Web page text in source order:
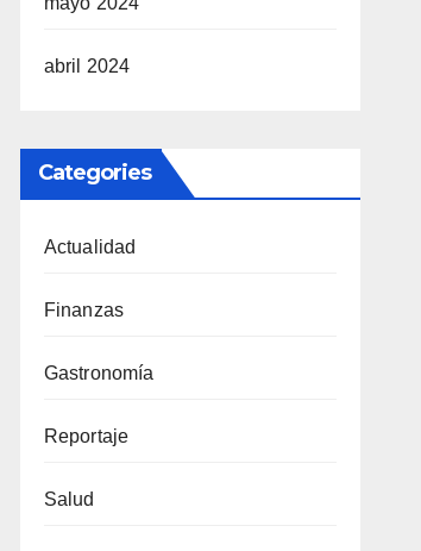
abril 2024
Categories
Actualidad
Finanzas
Gastronomía
Reportaje
Salud